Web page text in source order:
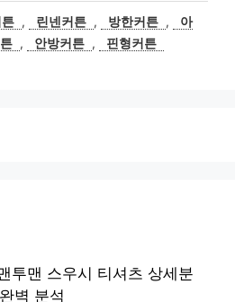
, 린넨커튼 , 방한커튼 ,
아
, 안방커튼 , 핀형커튼
투맨 스우시 티셔츠 상세분
벽 분석